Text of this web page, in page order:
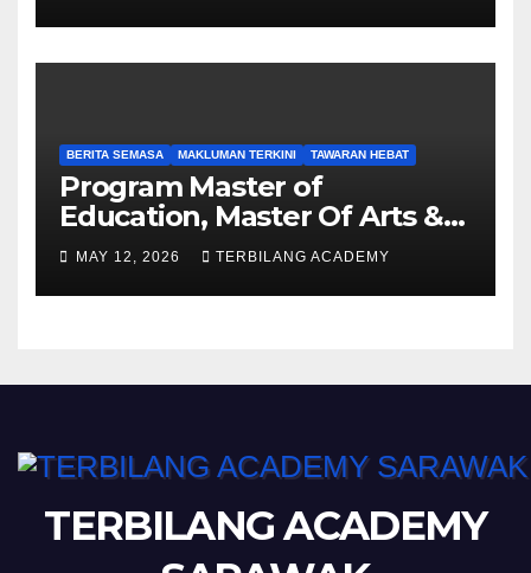
BERITA SEMASA MAKLUMAN TERKINI TAWARAN HEBAT
Program Master of
Education, Master Of Arts &
Master of Science UPSI
Ambilan September 2026
Kini Dibuka
MAY 12, 2026 TERBILANG ACADEMY
TERBILANG ACADEMY